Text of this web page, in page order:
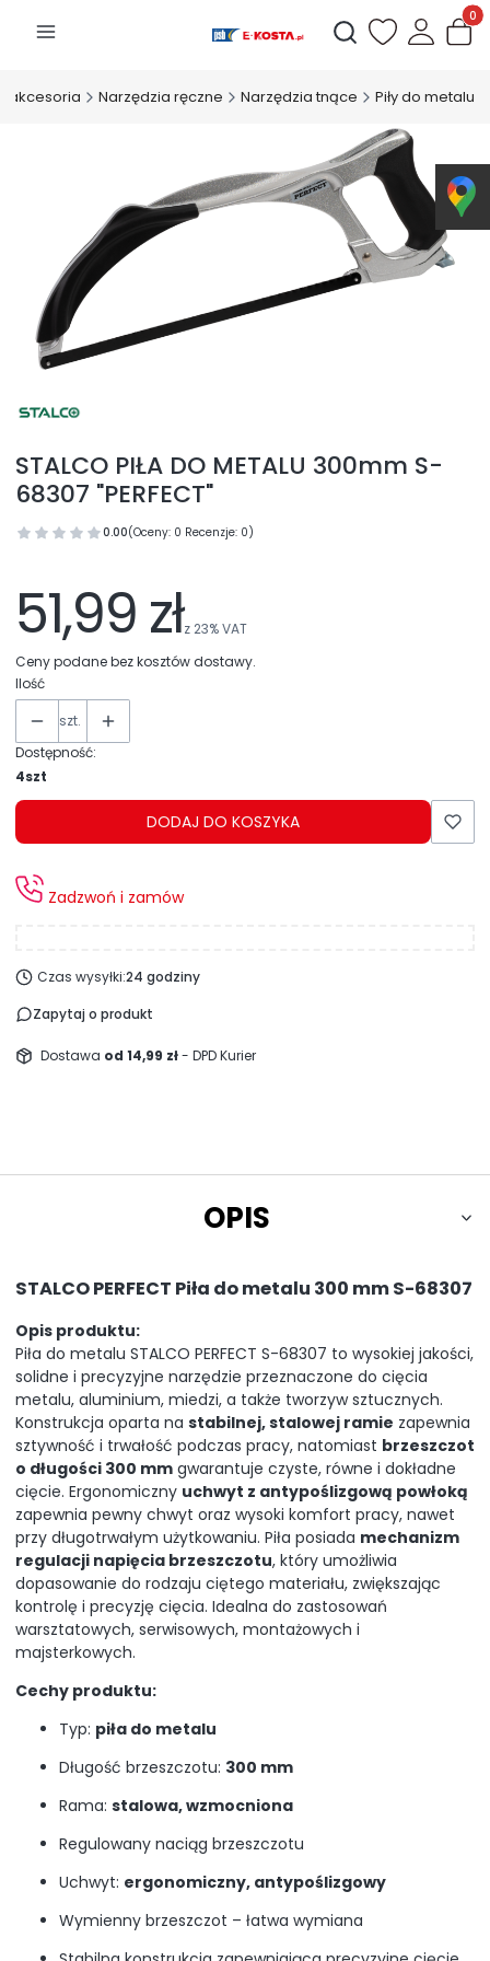
Otwórz wyszukiwarkę
akcesoria Narzędzia ręczne Narzędzia tnące Piły do metalu
STALCO PIŁA DO METALU 300mm S-
68307 "PERFECT"
0.00(Oceny: 0 Recenzje: 0)
51,99 złz 23%VAT
Ceny podane bez kosztów dostawy.
Ilość
szt.
Dostępność:
4szt
DODAJ DO KOSZYKA
Zadzwoń i zamów
Czas wysyłki:24 godziny
Zapytaj o produkt
Dostawa od 14,99 zł- DPD Kurier
OPIS
STALCO PERFECT Piła do metalu 300 mm S-68307
Opis produktu:
Piła do metalu STALCO PERFECT S-68307 to wysokiej jakości,
solidne i precyzyjne narzędzie przeznaczone do cięcia
metalu, aluminium, miedzi, a także tworzyw sztucznych.
Konstrukcja oparta na stabilnej, stalowej ramie zapewnia
sztywność i trwałość podczas pracy, natomiast brzeszczot
o długości 300 mm gwarantuje czyste, równe i dokładne
cięcie. Ergonomiczny uchwyt z antypoślizgową powłoką
zapewnia pewny chwyt oraz wysoki komfort pracy, nawet
przy długotrwałym użytkowaniu. Piła posiada mechanizm
regulacji napięcia brzeszczotu, który umożliwia
dopasowanie do rodzaju ciętego materiału, zwiększając
kontrolę i precyzję cięcia. Idealna do zastosowań
warsztatowych, serwisowych, montażowych i
majsterkowych.
Cechy produktu:
Typ: piła do metalu
Długość brzeszczotu: 300 mm
Rama: stalowa, wzmocniona
Regulowany naciąg brzeszczotu
Uchwyt: ergonomiczny, antypoślizgowy
Wymienny brzeszczot – łatwa wymiana